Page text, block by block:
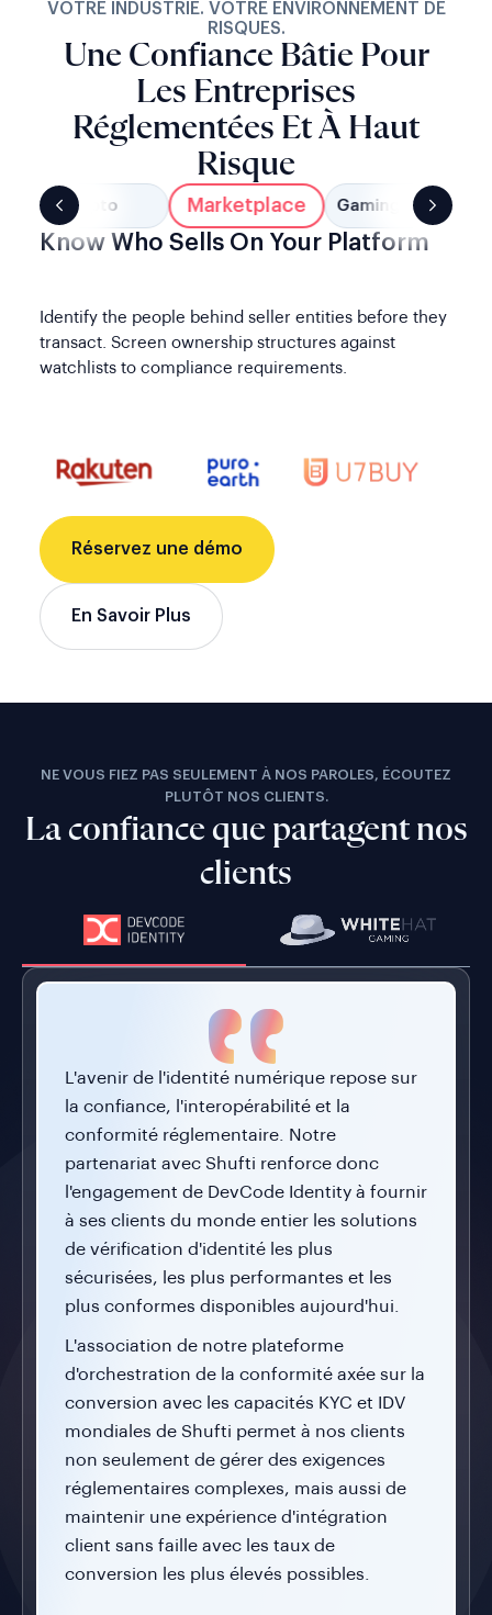
VOTRE INDUSTRIE. VOTRE ENVIRONNEMENT DE
RISQUES.
Une Confiance Bâtie Pour
Les Entreprises
Réglementées Et À Haut
Risque
Crypto Marketplace Gaming Et Bornes
Know Who Sells On Your Platform
Identify the people behind seller entities before they
transact. Screen ownership structures against
watchlists to compliance requirements.
Réservez une démo
En Savoir Plus
NE VOUS FIEZ PAS SEULEMENT À NOS PAROLES, ÉCOUTEZ
PLUTÔT NOS CLIENTS.
La confiance que partagent nos
clients
L'avenir de l'identité numérique repose sur
la confiance, l'interopérabilité et la
conformité réglementaire. Notre
partenariat avec Shufti renforce donc
l'engagement de DevCode Identity à fournir
à ses clients du monde entier les solutions
de vérification d'identité les plus
sécurisées, les plus performantes et les
plus conformes disponibles aujourd'hui.
L'association de notre plateforme
d'orchestration de la conformité axée sur la
conversion avec les capacités KYC et IDV
mondiales de Shufti permet à nos clients
non seulement de gérer des exigences
réglementaires complexes, mais aussi de
maintenir une expérience d'intégration
client sans faille avec les taux de
conversion les plus élevés possibles.